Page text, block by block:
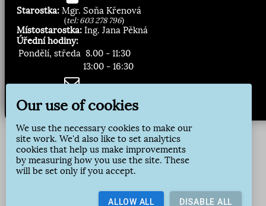
Starostka: Mgr. Soňa Křenová
(tel: 603 278 796)
Místostarostka: Ing. Jana Pěkná
Úřední hodiny:
Pondělí, středa 8.00 - 11:30
13:00 - 16:30
Zasílání novinek:
Přihlásit odběr
Our use of cookies
We use the necessary cookies to make our
site work. We'd also like to set analytics
cookies that help us make improvements
by measuring how you use the site. These
will be set only if you accept.
ALLOW ALL DISABLE ALL